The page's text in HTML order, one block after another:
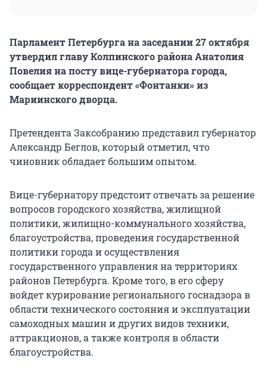
Парламент Петербурга на заседании 27 октября
утвердил главу Колпинского района Анатолия
Повелия на посту вице-губернатора города,
сообщает корреспондент «Фонтанки» из
Мариинского дворца.
Претендента Заксобранию представил губернатор
Александр Беглов, который отметил, что
чиновник обладает большим опытом.
Вице-губернатору предстоит отвечать за решение
вопросов городского хозяйства, жилищной
политики, жилищно-коммунального хозяйства,
благоустройства, проведения государственной
политики города и осуществления
государственного управления на территориях
районов Петербурга. Кроме того, в его сферу
войдет курирование регионального госнадзора в
области технического состояния и эксплуатации
самоходных машин и других видов техники,
аттракционов, а также контроля в области
благоустройства.